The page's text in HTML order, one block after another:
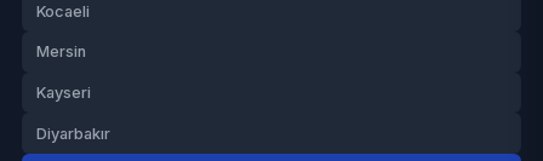
Kocaeli
Mersin
Kayseri
Diyarbakır